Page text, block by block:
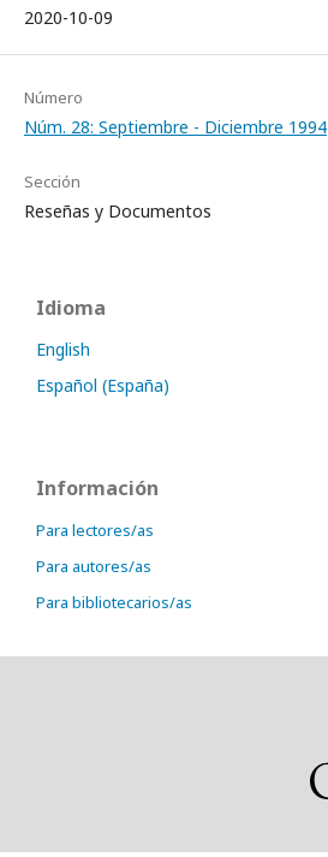
2020-10-09
Número
Núm. 28: Septiembre - Diciembre 1994
Sección
Reseñas y Documentos
Idioma
English
Español (España)
Información
Para lectores/as
Para autores/as
Para bibliotecarios/as